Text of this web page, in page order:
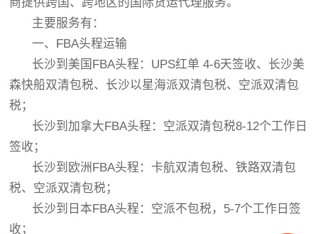
主要服务有：
一、FBA头程运输
长沙到美国FBA头程：UPS红单 4-6天签收、长沙美
森快船双清包税、长沙以星海派双清包税、空派双清包
税；
长沙到加拿大FBA头程：空派双清包税8-12个工作日
签收；
长沙到欧洲FBA头程：卡航双清包税、铁路双清包
税、空派双清包税；
长沙到日本FBA头程：空派不包税，5-7个工作日签
收；